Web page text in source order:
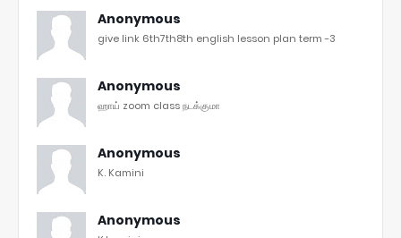
Anonymous
give link 6th7th8th english lesson plan term -3
Anonymous
ஹாய் zoom class நடக்குமா
Anonymous
K. Kamini
Anonymous